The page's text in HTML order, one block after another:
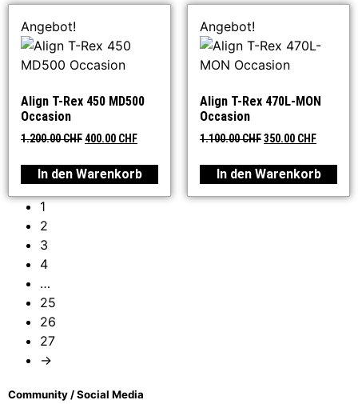
Angebot!
Align T-Rex 450 MD500
Occasion
1.200.00CHF 400.00 CHF
In den Warenkorb
Angebot!
Align T-Rex 470L-MON
Occasion
1.100.00CHF350.00 CHF
In den Warenkorb
1
2
3
4
…
25
26
27
→
Community / Social Media